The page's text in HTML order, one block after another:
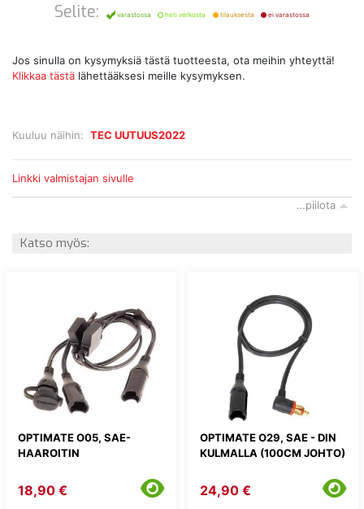
Kuuluu näihin: TEC UUTUUS2022
Selite: varastossa heti verkosta tilauksesta ei varastossa
Jos sinulla on kysymyksiä tästä tuotteesta, ota meihin yhteyttä!
Klikkaa tästä lähettääksesi meille kysymyksen.
Linkki valmistajan sivulle
…piilota
Katso myös:
OPTIMATE O05, SAE-
HAAROITIN
18,90 €
OPTIMATE O29, SAE - DIN
KULMALLA (100CM JOHTO)
24,90 €